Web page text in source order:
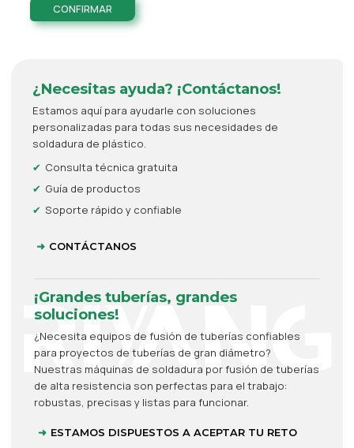
CONFIRMAR
¿Necesitas ayuda? ¡Contáctanos!
Estamos aquí para ayudarle con soluciones
personalizadas para todas sus necesidades de
soldadura de plástico.
Consulta técnica gratuita
Guía de productos
Soporte rápido y confiable
CONTÁCTANOS
¡Grandes tuberías, grandes
soluciones!
¿Necesita equipos de fusión de tuberías confiables
para proyectos de tuberías de gran diámetro?
Nuestras máquinas de soldadura por fusión de tuberías
de alta resistencia son perfectas para el trabajo:
robustas, precisas y listas para funcionar.
ESTAMOS DISPUESTOS A ACEPTAR TU RETO